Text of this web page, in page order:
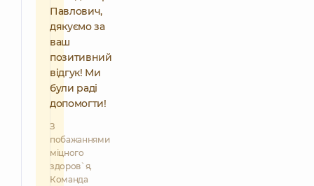
Павлович,
дякуємо за
ваш
позитивний
відгук! Ми
були раді
допомогти!
З
побажаннями
міцного
здоров`я,
Команда